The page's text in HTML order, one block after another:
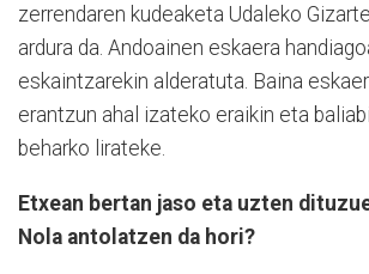
zerrendaren kudeaketa Udaleko
ardura da. Andoainen eskaera
eskaintzarekin alderatuta. Baina
erantzun ahal izateko eraikin eta
beharko lirateke.
Etxean bertan jaso eta uzten
Nola antolatzen da hori?